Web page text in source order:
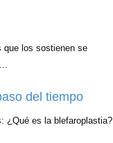
que los sostienen se
del tiempo
¿Qué es la blefaroplastia?